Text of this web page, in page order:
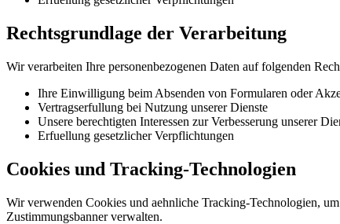
Rechtsgrundlage der Verarbeitung
Wir verarbeiten Ihre personenbezogenen Daten auf folgenden
Ihre Einwilligung beim Absenden von Formularen oder
Vertragserfullung bei Nutzung unserer Dienste
Unsere berechtigten Interessen zur Verbesserung unserer
Erfuellung gesetzlicher Verpflichtungen
Cookies und Tracking-Technologien
Wir verwenden Cookies und aehnliche Tracking-Technologien,
Zustimmungsbanner verwalten.